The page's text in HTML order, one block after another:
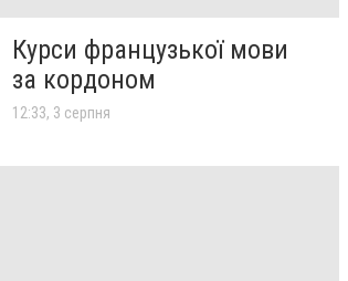
Курси французької мови
за кордоном
12:33, 3 серпня